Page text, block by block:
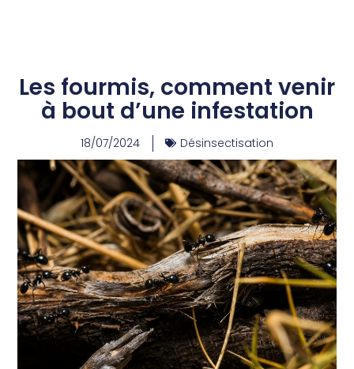
Les fourmis, comment venir
à bout d’une infestation
18/07/2024 Désinsectisation